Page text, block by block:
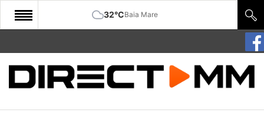
32°CBaia Mare
START
COMUNITATE